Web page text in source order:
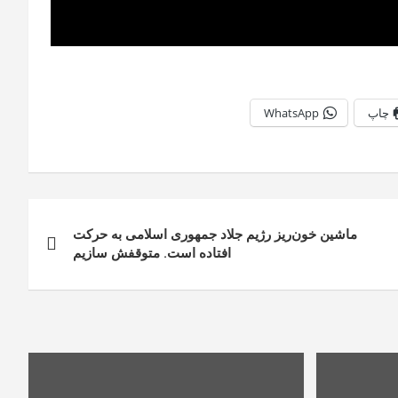
چاپ WhatsApp
ماشین خون‌ریز رژیم جلاد جمهوری اسلامی به حرکت
افتاده است. متوقفش سازیم